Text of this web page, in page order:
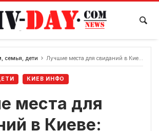
семья, дети Лучшие места для свиданий в Киеве: ТОП-15 идей для романтической встречи
КИЕВ ИНФО
места для
в Киеве: